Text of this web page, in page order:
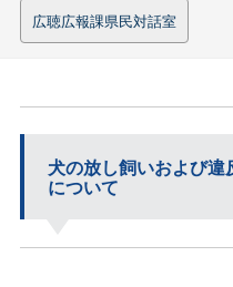
広聴広報課県民対話室
犬の放し飼いおよび違
について